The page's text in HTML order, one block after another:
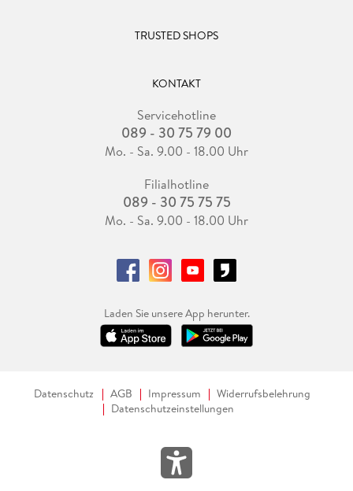
TRUSTED SHOPS
KONTAKT
Servicehotline
089 - 30 75 79 00
Mo. - Sa. 9.00 - 18.00 Uhr
Filialhotline
089 - 30 75 75 75
Mo. - Sa. 9.00 - 18.00 Uhr
Laden Sie unsere App herunter.
Datenschutz AGB Impressum
Widerrufsbelehrung
Datenschutzeinstellungen